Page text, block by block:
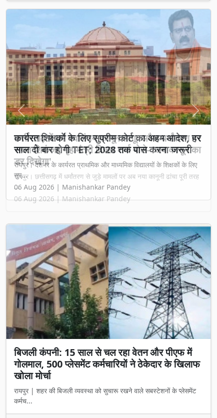
छत्तीसगढ़ में धर्म स्वातंत्र्य कानून लागू: अवैध धर्मांतरण पर
सख्त शिकंजा, गृह मंत्री विजय शर्मा बोले- 'अब कानून का
डर दिखेगा'
रायपुर। छत्तीसगढ़ में धर्मांतरण से जुड़े मामलों पर अब नया कानूनी ढांचा पूरी तरह
...
06 Aug 2026 | Manishankar Pandey
Previous Next
बिजली कंपनी: 15 साल से चल रहा वेतन और पीएफ में
गोलमाल, 500 प्लेसमेंट कर्मचारियों ने ठेकेदार के खिलाफ
खोला मोर्चा
रायपुर | शहर की बिजली व्यवस्था को सुचारू रखने वाले सबस्टेशनों के प्लेसमेंट
कर्मच...